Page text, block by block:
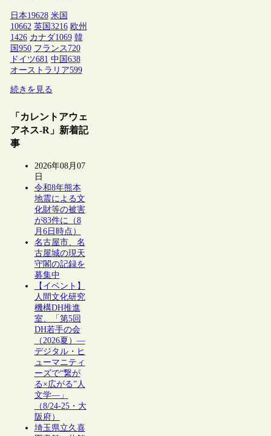
日本19628 米国
10662 英国 3216 欧州
1426 カナダ1069 韓
国 950 フランス 720
ドイツ681 中国 638
オーストラリア599
続きを見る
「カレントアウェ
アネス-R」新着記
事
2026年08月07
日
令和8年熊本
地震による文
化財等の被害
が83件に（8
月6日時点）
名古屋市、名
古屋城の現天
守閣の記録を
募集中
【イベント】
人間文化研究
機構DH推進
室、「第5回
DH若手の会
（2026夏）―
デジタル・ヒ
ューマニティ
ーズで“繋が
る×広がる”人
文学―」
（8/24-25・大
阪府）
埼玉県立久喜